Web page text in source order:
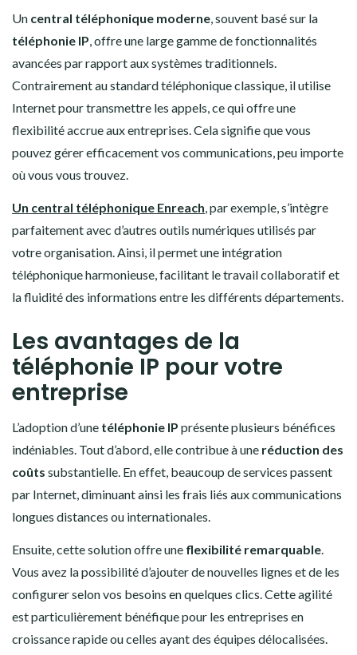
Un central téléphonique moderne, souvent basé sur la
téléphonie IP, offre une large gamme de fonctionnalités
avancées par rapport aux systèmes traditionnels.
Contrairement au standard téléphonique classique, il utilise
Internet pour transmettre les appels, ce qui offre une
flexibilité accrue aux entreprises. Cela signifie que vous
pouvez gérer efficacement vos communications, peu importe
où vous vous trouvez.
Un central téléphonique Enreach, par exemple, s’intègre
parfaitement avec d’autres outils numériques utilisés par
votre organisation. Ainsi, il permet une intégration
téléphonique harmonieuse, facilitant le travail collaboratif et
la fluidité des informations entre les différents départements.
Les avantages de la
téléphonie IP pour votre
entreprise
L’adoption d’une téléphonie IP présente plusieurs bénéfices
indéniables. Tout d’abord, elle contribue à une réduction des
coûts substantielle. En effet, beaucoup de services passent
par Internet, diminuant ainsi les frais liés aux communications
longues distances ou internationales.
Ensuite, cette solution offre une flexibilité remarquable.
Vous avez la possibilité d’ajouter de nouvelles lignes et de les
configurer selon vos besoins en quelques clics. Cette agilité
est particulièrement bénéfique pour les entreprises en
croissance rapide ou celles ayant des équipes délocalisées.